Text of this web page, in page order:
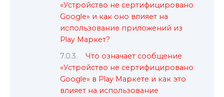
«Устройство не сертифицировано
Google» и как оно влияет на
использование приложений из
Play Маркет?
Что означает сообщение
«Устройство не сертифицировано
Google» в Play Маркете и как это
влияет на использование